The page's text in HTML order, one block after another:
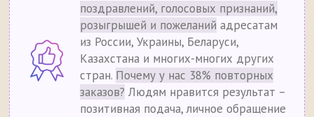
поздравлений, голосовых признаний,
розыгрышей и пожеланий адресатам
из России, Украины, Беларуси,
Казахстана и многих-многих других
стран. Почему у нас 38% повторных
заказов? Людям нравится результат –
позитивная подача, личное обращение